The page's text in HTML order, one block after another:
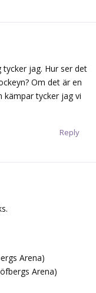
jag. Hur ser det
Om det är en
kämpar tycker jag vi
Reply
Arena)
Arena)